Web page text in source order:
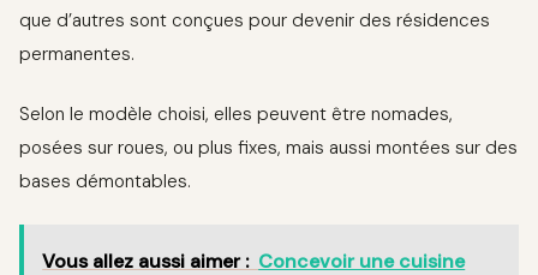
que d’autres sont conçues pour devenir des résidences
permanentes.
Selon le modèle choisi, elles peuvent être nomades,
posées sur roues, ou plus fixes, mais aussi montées sur des
bases démontables.
Vous allez aussi aimer : Concevoir une cuisine